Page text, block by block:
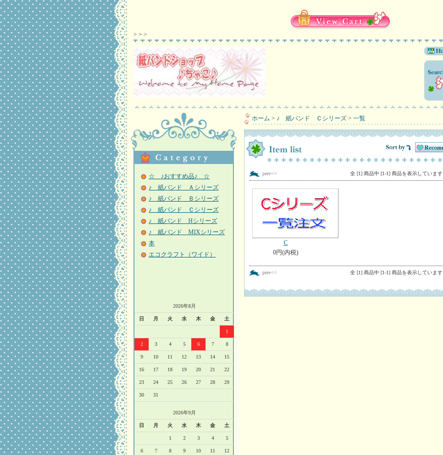
> > >
☆ ♪おすすめ品♪ ☆
♪ 紙バンド Ａシリーズ
♪ 紙バンド Ｂシリーズ
♪ 紙バンド Ｃシリーズ
♪ 紙バンド Hシリーズ
♪ 紙バンド MIXシリーズ
本
エコクラフト（ワイド）
2026年8月
日 月 火 水 木 金 土
1
2 3 4 5 6 7 8
9 10 11 12 13 14 15
16 17 18 19 20 21 22
23 24 25 26 27 28 29
30 31
2026年9月
日 月 火 水 木 金 土
1 2 3 4 5
6 7 8 9 10 11 12
ホーム > ♪ 紙バンド Ｃシリーズ > 一覧
prev<< 全 [1] 商品中 [1-1] 商品を表示しています
C
0円(内税)
prev<< 全 [1] 商品中 [1-1] 商品を表示しています